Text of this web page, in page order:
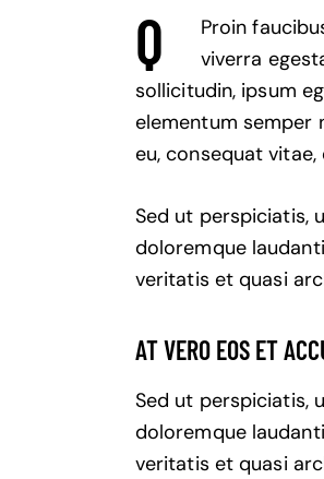
Q
Proin
viverra
sollicitudin, ipsum
elementum semper
eu, consequat vitae,
Sed ut perspiciatis,
doloremque
veritatis et quasi
AT VERO EOS ET
Sed ut perspiciatis,
doloremque
veritatis et quasi